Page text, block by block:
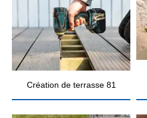
Création de terrasse 81